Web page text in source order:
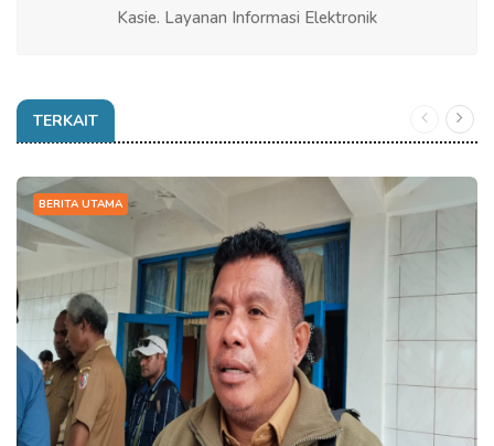
Kasie. Layanan Informasi Elektronik
TERKAIT
BERITA UTAMA